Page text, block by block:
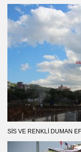
SIS VE RENKLI DUMAN